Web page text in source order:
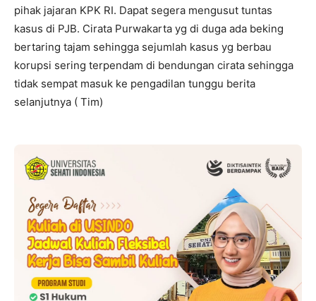
pihak jajaran KPK RI. Dapat segera mengusut tuntas
kasus di PJB. Cirata Purwakarta yg di duga ada beking
bertaring tajam sehingga sejumlah kasus yg berbau
korupsi sering terpendam di bendungan cirata sehingga
tidak sempat masuk ke pengadilan tunggu berita
selanjutnya ( Tim)